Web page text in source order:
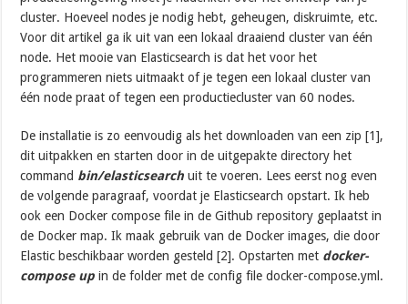
cluster. Hoeveel nodes je nodig hebt, geheugen, diskruimte, etc.
Voor dit artikel ga ik uit van een lokaal draaiend cluster van één
node. Het mooie van Elasticsearch is dat het voor het
programmeren niets uitmaakt of je tegen een lokaal cluster van
één node praat of tegen een productiecluster van 60 nodes.
De installatie is zo eenvoudig als het downloaden van een zip [1],
dit uitpakken en starten door in de uitgepakte directory het
command bin/elasticsearch uit te voeren. Lees eerst nog even
de volgende paragraaf, voordat je Elasticsearch opstart. Ik heb
ook een Docker compose file in de Github repository geplaatst in
de Docker map. Ik maak gebruik van de Docker images, die door
Elastic beschikbaar worden gesteld [2]. Opstarten met docker-
compose up in de folder met de config file docker-compose.yml.